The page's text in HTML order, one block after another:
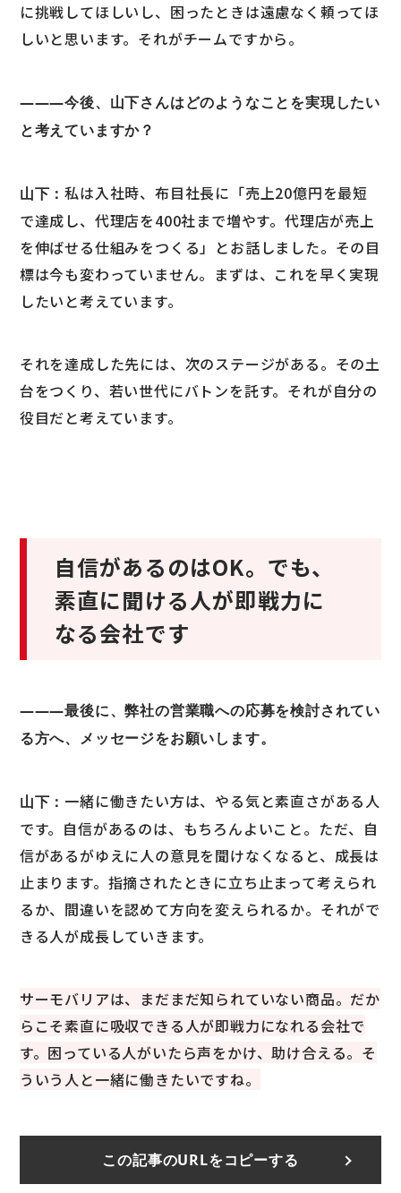
に挑戦してほしいし、困ったときは遠慮なく頼ってほ
しいと思います。それがチームですから。
―――今後、山下さんはどのようなことを実現したい
と考えていますか？
山下：私は入社時、布目社長に「売上20億円を最短
で達成し、代理店を400社まで増やす。代理店が売上
を伸ばせる仕組みをつくる」とお話しました。その目
標は今も変わっていません。まずは、これを早く実現
したいと考えています。
それを達成した先には、次のステージがある。その土
台をつくり、若い世代にバトンを託す。それが自分の
役目だと考えています。
自信があるのはOK。でも、
素直に聞ける人が即戦力に
なる会社です
―――最後に、弊社の営業職への応募を検討されてい
る方へ、メッセージをお願いします。
山下： 一緒に働きたい方は、やる気と素直さがある人
です。自信があるのは、もちろんよいこと。ただ、自
信があるがゆえに人の意見を聞けなくなると、成長は
止まります。指摘されたときに立ち止まって考えられ
るか、間違いを認めて方向を変えられるか。それがで
きる人が成長していきます。
サーモバリアは、まだまだ知られていない商品。だか
らこそ素直に吸収できる人が即戦力になれる会社で
す。困っている人がいたら声をかけ、助け合える。そ
ういう人と一緒に働きたいですね。
この記事のURLをコピーする